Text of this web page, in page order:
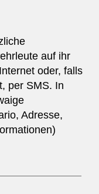
auf ihr
oder, falls
per SMS. In
Adresse,